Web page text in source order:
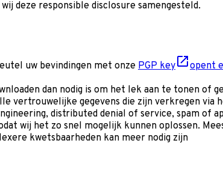
deze responsible disclosure samengesteld.
uw bevindingen met onze PGP key opent
dan nodig is om het lek aan te tonen of
vertrouwelijke gegevens die zijn verkregen via
distributed denial of service, spam of
wij het zo snel mogelijk kunnen oplossen.
kwetsbaarheden kan meer nodig zijn